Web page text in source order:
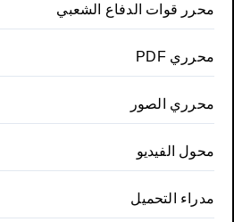
محرر قوات الدفاع الشعبي
محرري PDF
محرري الصور
محول الفيديو
مدراء التحميل